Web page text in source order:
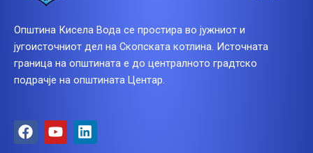
Општина Кисела Вода се простира во јужниот и
југоисточниот дел на Скопската котлина. Источната
граница на општината е до централното градтско
подрачје на општината Центар.
F
a
Y
o
L
i